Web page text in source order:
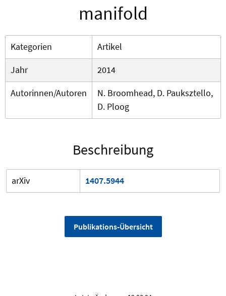
manifold
Kategorien
Artikel
Jahr
2014
Autorinnen/Autoren
N. Broomhead, D. Pauksztello,
D. Ploog
Beschreibung
arXiv 1407.5944
Publikations-Übersicht